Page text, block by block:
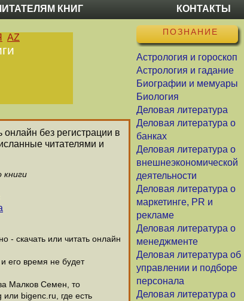
КНИГ КОНТАКТЫ
ПОЗНАНИЕ
Астрология и гороскоп
Астрология и гадание
Биографии и мемуары
Биология
Деловая литература
Деловая литература о
банках
Деловая литература о
внешнеэкономической
деятельности
Деловая литература о
маркетинге, PR и
рекламе
Деловая литература о
менеджменте
Деловая литература об
управлении и подборе
персонала
Деловая литература о
AZ
онлайн без регистрации в
читателями и
книги
- скачать или читать онлайн
его время не будет
Малков Семен, то
bigenc.ru, где есть